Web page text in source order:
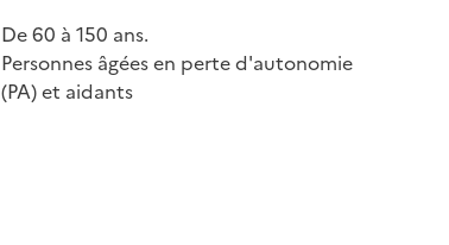
De 60 à 150 ans.
Personnes âgées en perte d'autonomie
(PA) et aidants